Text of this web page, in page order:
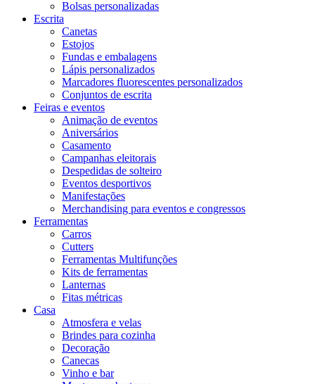
Bolsas personalizadas
Escrita
Canetas
Estojos
Fundas e embalagens
Lápis personalizados
Marcadores fluorescentes personalizados
Conjuntos de escrita
Feiras e eventos
Animação de eventos
Aniversários
Casamento
Campanhas eleitorais
Despedidas de solteiro
Eventos desportivos
Manifestações
Merchandising para eventos e congressos
Ferramentas
Carros
Cutters
Ferramentas Multifunções
Kits de ferramentas
Lanternas
Fitas métricas
Casa
Atmosfera e velas
Brindes para cozinha
Decoração
Canecas
Vinho e bar